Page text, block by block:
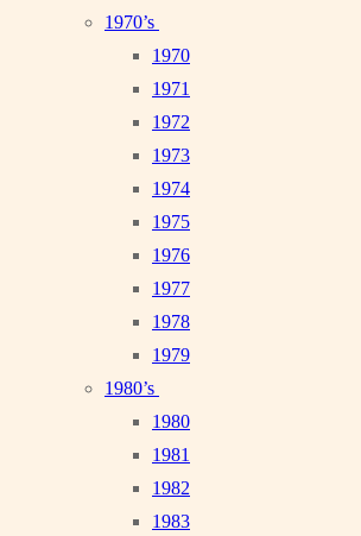
1970’s
1970
1971
1972
1973
1974
1975
1976
1977
1978
1979
1980’s
1980
1981
1982
1983